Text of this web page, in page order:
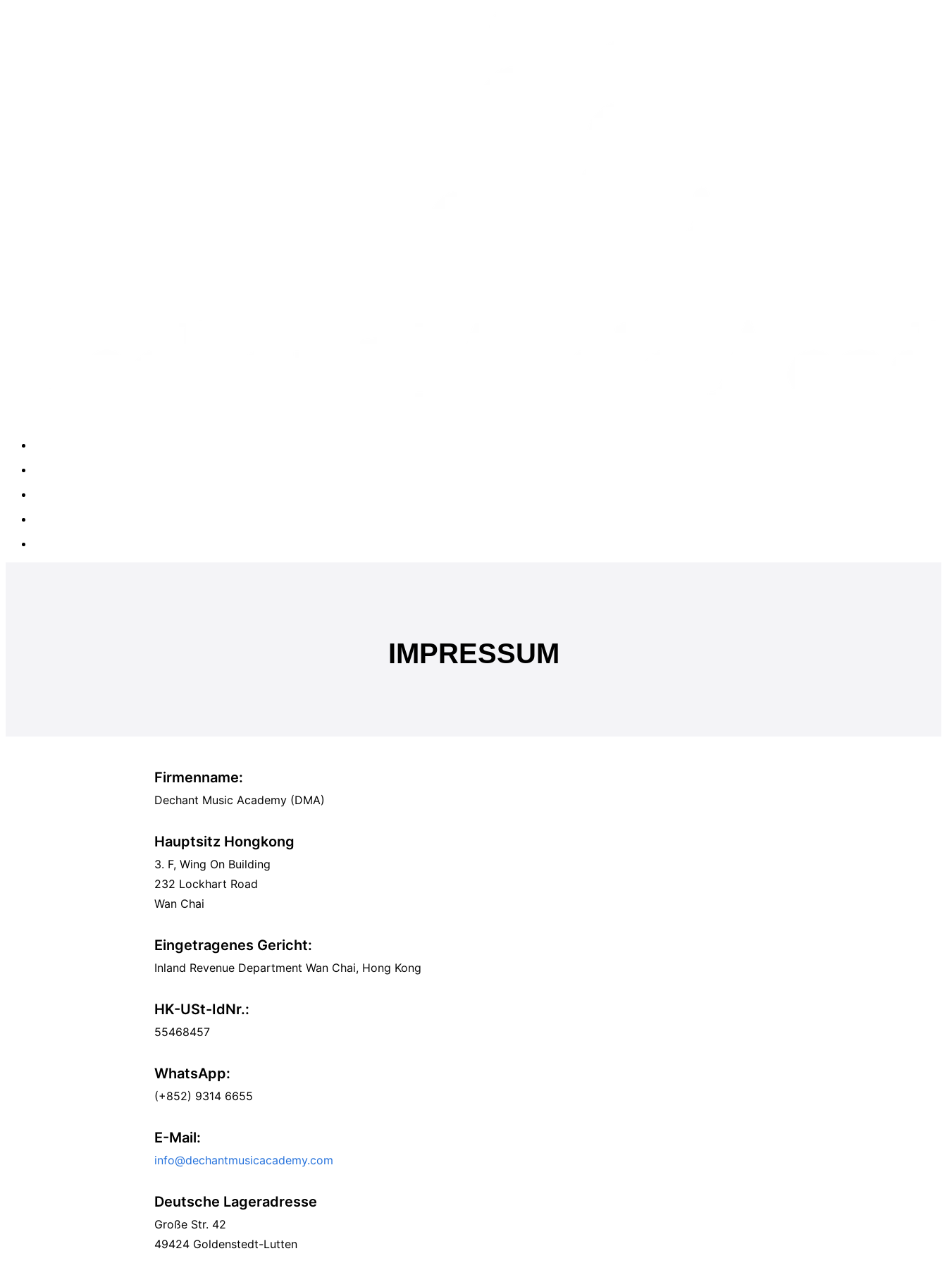
IMPRESSUM
Firmenname:
Dechant Music Academy (DMA)
Hauptsitz Hongkong
3. F, Wing On Building
232 Lockhart Road
Wan Chai
Eingetragenes Gericht:
Inland Revenue Department Wan Chai, Hong Kong
HK-USt-IdNr.:
55468457
WhatsApp:
(+852) 9314 6655
E-Mail:
info@dechantmusicacademy.com
Deutsche Lageradresse
Große Str. 42
49424 Goldenstedt-Lutten